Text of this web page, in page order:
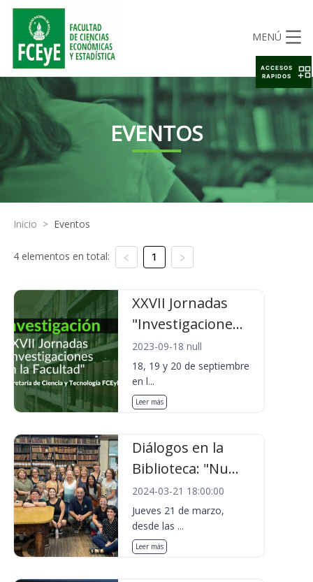
MENÚ
EVENTOS
Inicio > Eventos
4 elementos en total: 1
XXVII Jornadas
"Investigacione...
2023-09-18 null
18, 19 y 20 de septiembre
en l...
Leer más
Diálogos en la
Biblioteca: "Nu...
2024-03-21 18:00:00
Jueves 21 de marzo,
desde las ...
Leer más
ACCESOS
RAPIDOS